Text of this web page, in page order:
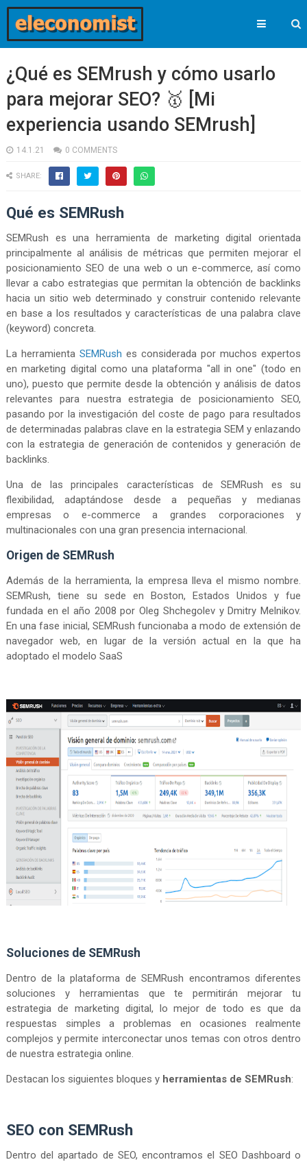
¿Qué es SEMrush y cómo usarlo
para mejorar SEO? 🥇 [Mi
experiencia usando SEMrush]
14.1.21 0 COMMENTS
SHARE:
Qué es SEMRush
SEMRush es una herramienta de marketing digital orientada
principalmente al análisis de métricas que permiten mejorar el
posicionamiento SEO de una web o un e-commerce, así como
llevar a cabo estrategias que permitan la obtención de backlinks
hacia un sitio web determinado y construir contenido relevante
en base a los resultados y características de una palabra clave
(keyword) concreta.
La herramienta SEMRush es considerada por muchos expertos
en marketing digital como una plataforma "all in one" (todo en
uno), puesto que permite desde la obtención y análisis de datos
relevantes para nuestra estrategia de posicionamiento SEO,
pasando por la investigación del coste de pago para resultados
de determinadas palabras clave en la estrategia SEM y enlazando
con la estrategia de generación de contenidos y generación de
backlinks.
Una de las principales características de SEMRush es su
flexibilidad, adaptándose desde a pequeñas y medianas
empresas o e-commerce a grandes corporaciones y
multinacionales con una gran presencia internacional.
Origen de SEMRush
Además de la herramienta, la empresa lleva el mismo nombre.
SEMRush, tiene su sede en Boston, Estados Unidos y fue
fundada en el año 2008 por Oleg Shchegolev y Dmitry Melnikov.
En una fase inicial, SEMRush funcionaba a modo de extensión de
navegador web, en lugar de la versión actual en la que ha
adoptado el modelo SaaS
Soluciones de SEMRush
Dentro de la plataforma de SEMRush encontramos diferentes
soluciones y herramientas que te permitirán mejorar tu
estrategia de marketing digital, lo mejor de todo es que da
respuestas simples a problemas en ocasiones realmente
complejos y permite interconectar unos temas con otros dentro
de nuestra estrategia online.
Destacan los siguientes bloques y herramientas de SEMRush:
SEO con SEMRush
Dentro del apartado de SEO, encontramos el SEO Dashboard o